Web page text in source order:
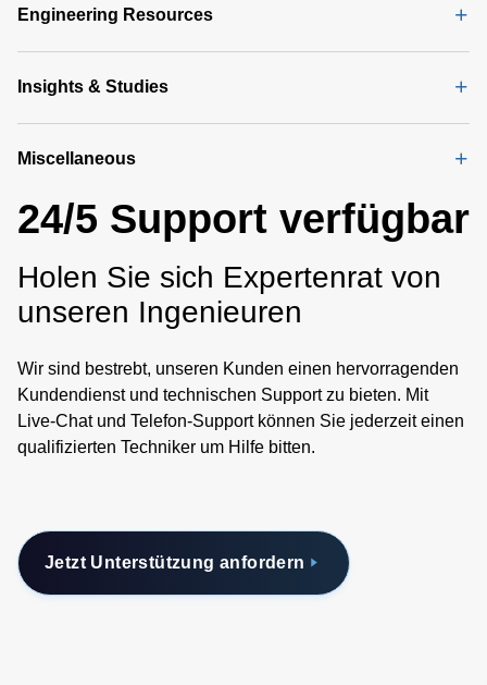
Engineering Resources
Insights & Studies
Miscellaneous
24/5 Support verfügbar
Holen Sie sich Expertenrat von
unseren Ingenieuren
Wir sind bestrebt, unseren Kunden einen hervorragenden
Kundendienst und technischen Support zu bieten. Mit
Live-Chat und Telefon-Support können Sie jederzeit einen
qualifizierten Techniker um Hilfe bitten.
Jetzt Unterstützung anfordern